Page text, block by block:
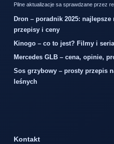
Pilne aktualizacje sa sprawdzane przez
Dron – poradnik 2025:
przepisy i ceny
Kinogo – co to jest? Filmy i
Mercedes GLB – cena, opinie,
Sos grzybowy – prosty przepis
leśnych
Kontakt